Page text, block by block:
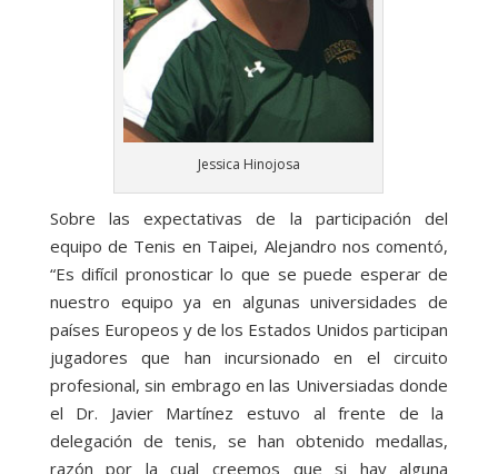
Jessica Hinojosa
Sobre las expectativas de la participación del
equipo de Tenis en Taipei, Alejandro nos comentó,
“Es difícil pronosticar lo que se puede esperar de
nuestro equipo ya en algunas universidades de
países Europeos y de los Estados Unidos participan
jugadores que han incursionado en el circuito
profesional, sin embrago en las Universiadas donde
el Dr. Javier Martínez estuvo al frente de la
delegación de tenis, se han obtenido medallas,
razón por la cual creemos que si hay alguna